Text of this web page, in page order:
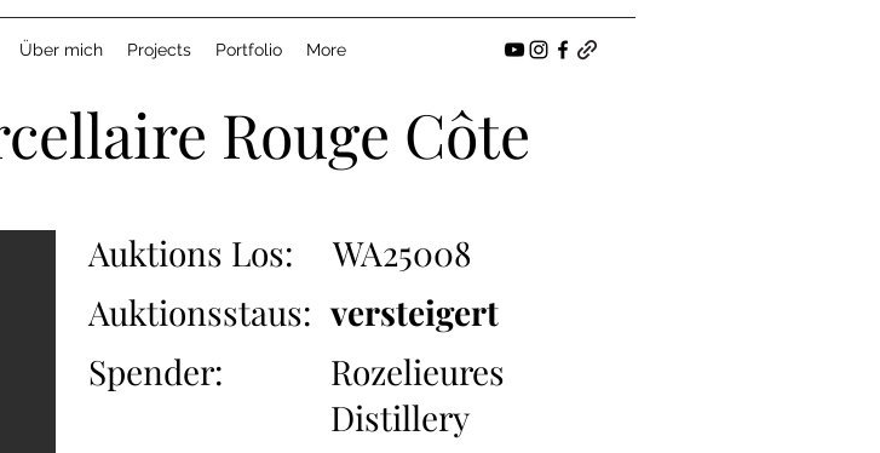
Über mich Projects Portfolio More
Rouge Côte
Auktions Los:
WA25008
Auktionsstaus: versteigert
Spender:
Rozelieures
Distillery